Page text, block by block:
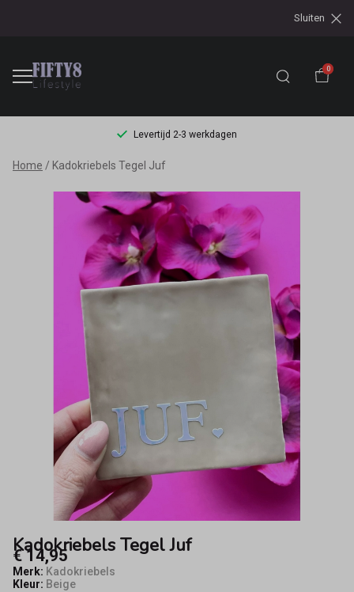
Sluiten
0
Levertijd 2-3 werkdagen
Kadokriebels
Tegel
Fifty8
Home Kadokriebels Tegel Juf
Kadokriebels Tegel Juf
€ 14,95
Merk: Kadokriebels
Kleur: Beige